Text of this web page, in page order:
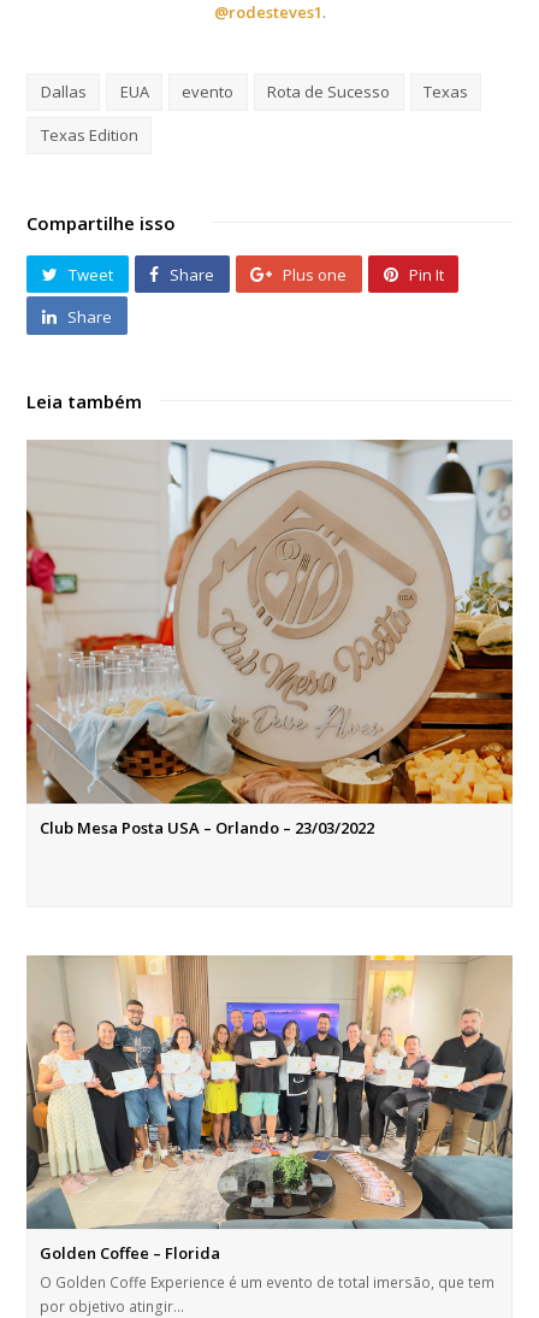
@rodesteves1.
Dallas EUA evento Rota de Sucesso
Texas
Texas Edition
Compartilhe isso
Tweet Share Plus one
Pin It
Share
Leia também
Club Mesa Posta USA – Orlando – 23/03/2022
Golden Coffee – Florida
O Golden Coffe Experience é um evento de total imersão, que tem
por objetivo atingir…